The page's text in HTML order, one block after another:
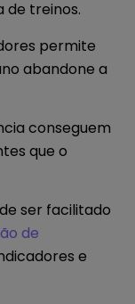
de treinos.
permite
abandone a
conseguem
que o
ser facilitado
de
e